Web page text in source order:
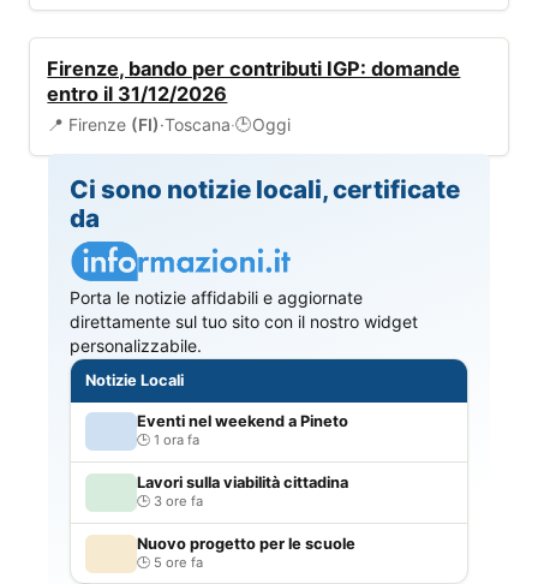
Firenze, bando per contributi IGP: domande
entro il 31/12/2026
📍 Firenze (FI)·Toscana·🕒Oggi
Ci sono notizie locali, certificate
da
Porta le notizie affidabili e aggiornate
direttamente sul tuo sito con il nostro widget
personalizzabile.
Notizie Locali
Eventi nel weekend a Pineto
1 ora fa
Lavori sulla viabilità cittadina
3 ore fa
Nuovo progetto per le scuole
5 ore fa